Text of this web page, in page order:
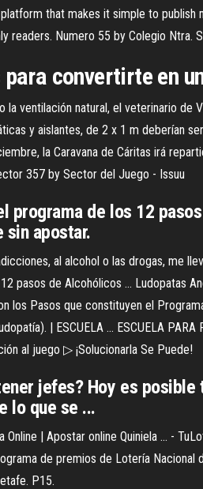
that makes it simple to publish
readers. Numero 55 by Colegio Ntra.
para convertirte en
la ventilación natural, el veterinario de
y aislantes, de 2 x 1 m deberían
la Caravana de Cáritas irá
357 by Sector del Juego - Issuu
programa de los 12
sin apostar.
al alcohol o las drogas, me
pasos de Alcohólicos ... Ludopatas
los Pasos que constituyen el
| ESCUELA ... ESCUELA
al juego ▷ ¡Solucionarla Se Puede!
jefes? Hoy es
lo que se ...
Online | Apostar online Quiniela ... -
de premios de Lotería Nacional
P15.